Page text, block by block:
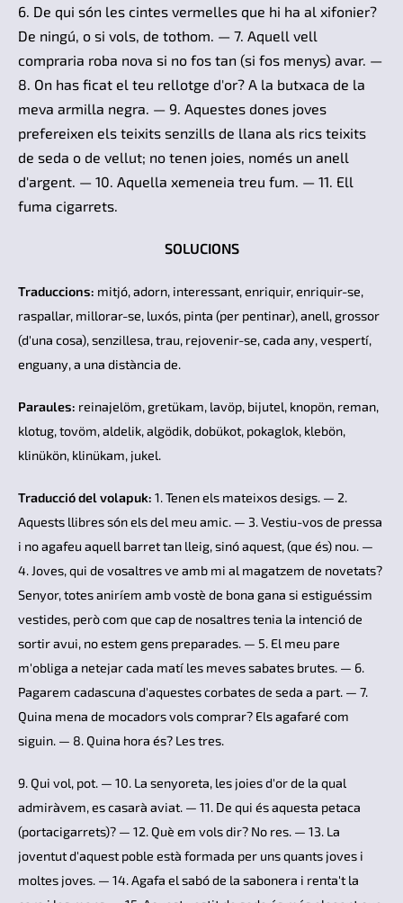
6. De qui són les cintes vermelles que hi ha al xifonier?
De ningú, o si vols, de tothom. — 7. Aquell vell
compraria roba nova si no fos tan (si fos menys) avar. —
8. On has ficat el teu rellotge d'or? A la butxaca de la
meva armilla negra. — 9. Aquestes dones joves
prefereixen els teixits senzills de llana als rics teixits
de seda o de vellut; no tenen joies, només un anell
d'argent. — 10. Aquella xemeneia treu fum. — 11. Ell
fuma cigarrets.
SOLUCIONS
Traduccions: mitjó, adorn, interessant, enriquir, enriquir-se,
raspallar, millorar-se, luxós, pinta (per pentinar), anell, grossor
(d'una cosa), senzillesa, trau, rejovenir-se, cada any, vespertí,
enguany, a una distància de.
Paraules: reinajelöm, gretükam, lavöp, bijutel, knopön, reman,
klotug, tovöm, aldelik, algödik, dobükot, pokaglok, klebön,
klinükön, klinükam, jukel.
Traducció del volapuk: 1. Tenen els mateixos desigs. — 2.
Aquests llibres són els del meu amic. — 3. Vestiu-vos de pressa
i no agafeu aquell barret tan lleig, sinó aquest, (que és) nou. —
4. Joves, qui de vosaltres ve amb mi al magatzem de novetats?
Senyor, totes aniríem amb vostè de bona gana si estiguéssim
vestides, però com que cap de nosaltres tenia la intenció de
sortir avui, no estem gens preparades. — 5. El meu pare
m'obliga a netejar cada matí les meves sabates brutes. — 6.
Pagarem cadascuna d'aquestes corbates de seda a part. — 7.
Quina mena de mocadors vols comprar? Els agafaré com
siguin. — 8. Quina hora és? Les tres.
9. Qui vol, pot. — 10. La senyoreta, les joies d'or de la qual
admiràvem, es casarà aviat. — 11. De qui és aquesta petaca
(portacigarrets)? — 12. Què em vols dir? No res. — 13. La
joventut d'aquest poble està formada per uns quants joves i
moltes joves. — 14. Agafa el sabó de la sabonera i renta't la